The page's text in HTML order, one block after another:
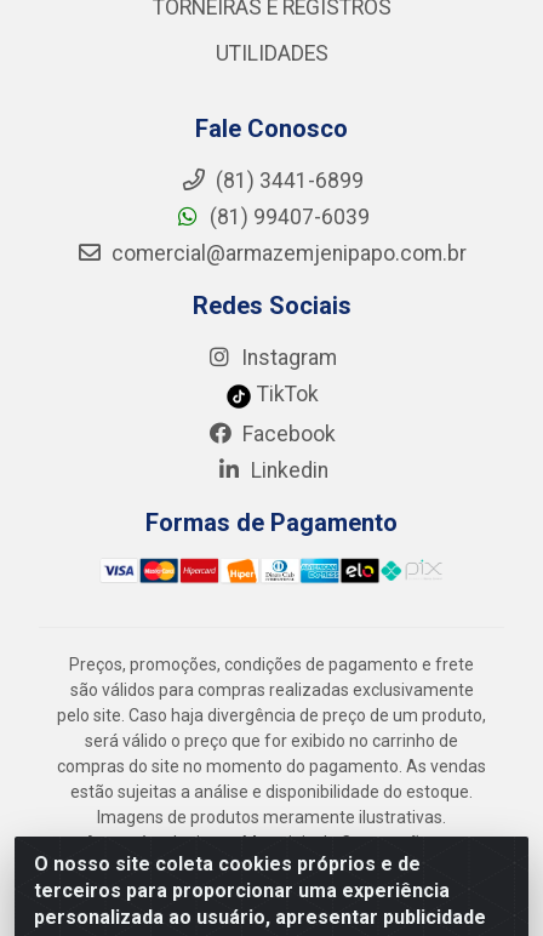
O nosso site coleta cookies próprios e de
terceiros para proporcionar uma experiência
personalizada ao usuário, apresentar publicidade
TORNEIRAS E REGISTROS
UTILIDADES
Fale Conosco
(81) 3441-6899
(81) 99407-6039
comercial@armazemjenipapo.com.br
Redes Sociais
Instagram
TikTok
Facebook
Linkedin
Formas de Pagamento
Preços, promoções, condições de pagamento e frete
são válidos para compras realizadas exclusivamente
pelo site. Caso haja divergência de preço de um produto,
será válido o preço que for exibido no carrinho de
compras do site no momento do pagamento. As vendas
estão sujeitas a análise e disponibilidade do estoque.
Imagens de produtos meramente ilustrativas.
Armazém Jenipapo Materiais de Construção em
Geral LTDA - Rua das Flores, 2691 - Guabiraba,
Recife/PE - CEP 52.291-630 - CNPJ
41.097.379/0001-